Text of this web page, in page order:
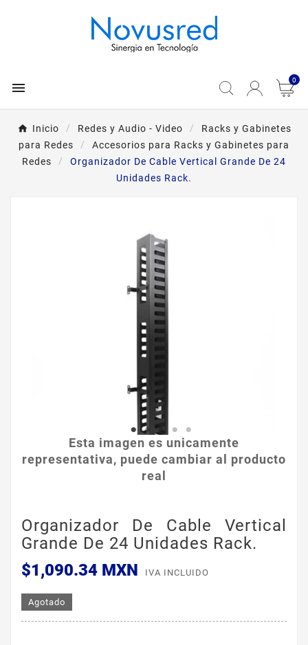
 0
Inicio Redes y Audio - Video
Racks y Gabinetes
para Redes
Accesorios para Racks y Gabinetes para
Redes
Organizador De Cable Vertical Grande De 24
Unidades Rack.
Esta imagen es unicamente
representativa, puede cambiar al producto
real
Organizador De Cable Vertical
Grande De 24 Unidades Rack.
$1,090.34 MXN
IVA INCLUIDO
Agotado